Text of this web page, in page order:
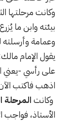
وكانت مرحلتها
بيئته وابن ما
وعمامة
يقول الإمام
على رأسي -يعني
اذهب فاكتب
وكانتالمرحلة
الأستاذ،